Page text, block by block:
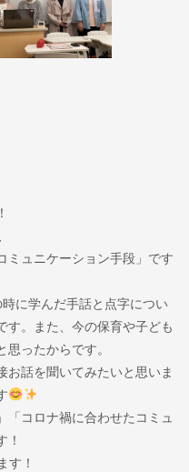
ミュニケーション手段」です
に学んだ手話と点字につい
す。また、今の保育や子ども
ったからです。
お話を聞いてみたいと思いま
「コロナ禍に合わせたコミュ
！
す！